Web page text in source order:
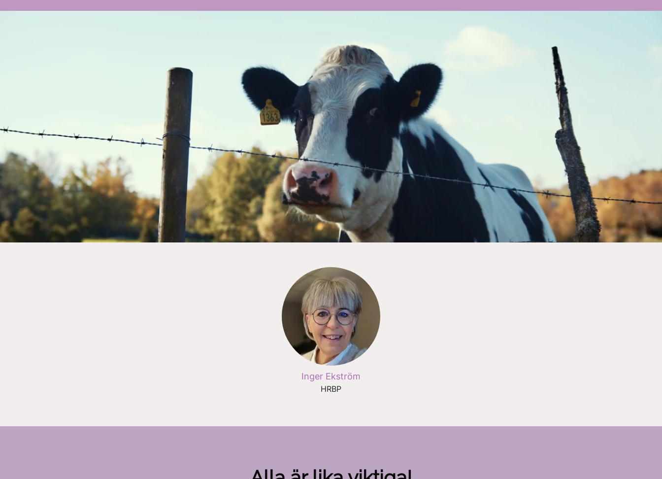
Frödinge - ständigt i utveckling
Frödinges produktionsanläggning och varumärke hör till Orkla –
en stor norsk koncern med flera produktområden – där Frödinge
är kategoriserat till Orkla Food Ingredients, och ingår i Odense
Marcipan Group.
Frödinge Mejeri är en jordnära och genuint familjär anläggning
där vi söker möjligheter om vi får problem, där vi hellre riktar
blicken framåt istället för att se i backspegeln. Våra värderingar
bygger på att vara Modig – Pålitlig – Inspirerande!
Inger Ekström
HRBP